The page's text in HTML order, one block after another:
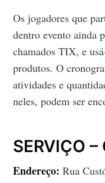
Os jogadores que
dentro evento ainda
chamados TIX, e
produtos. O
atividades e
neles, podem ser
SERVIÇO
Endereço:Rua